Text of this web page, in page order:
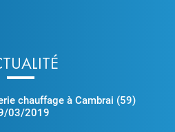
chauffage à Cambrai (59)
03/2019